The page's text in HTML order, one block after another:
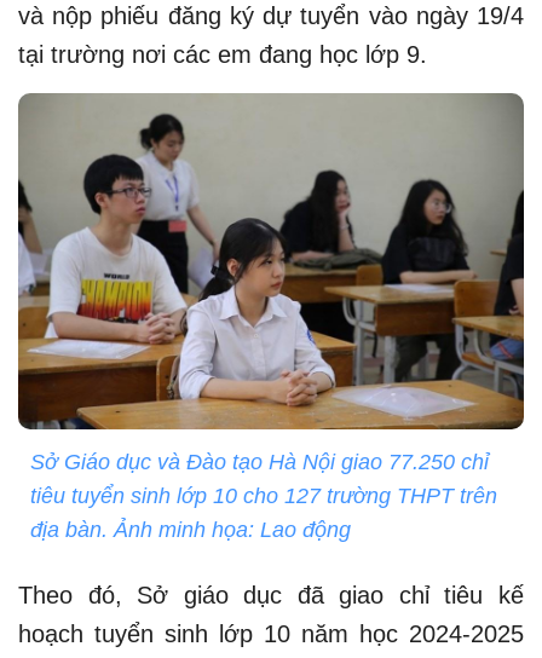
và nộp phiếu đăng ký dự tuyển vào ngày 19/4
tại trường nơi các em đang học lớp 9.
Sở Giáo dục và Đào tạo Hà Nội giao 77.250 chỉ
tiêu tuyển sinh lớp 10 cho 127 trường THPT trên
địa bàn. Ảnh minh họa: Lao động
Theo đó, Sở giáo dục đã giao chỉ tiêu kế
hoạch tuyển sinh lớp 10 năm học 2024-2025